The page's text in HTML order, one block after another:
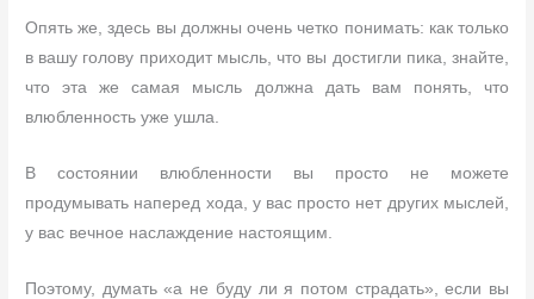
Опять же, здесь вы должны очень четко понимать: как только
в вашу голову приходит мысль, что вы достигли пика, знайте,
что эта же самая мысль должна дать вам понять, что
влюбленность уже ушла.
В состоянии влюбленности вы просто не можете
продумывать наперед хода, у вас просто нет других мыслей,
у вас вечное наслаждение настоящим.
Поэтому, думать «а не буду ли я потом страдать», если вы